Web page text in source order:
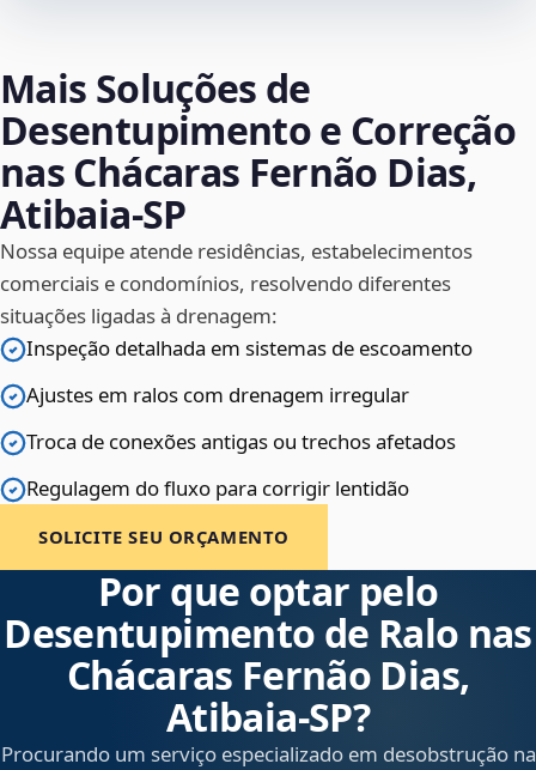
Mais Soluções de
Desentupimento e Correção
nas Chácaras Fernão Dias,
Atibaia‑SP
Nossa equipe atende residências, estabelecimentos
comerciais e condomínios, resolvendo diferentes
situações ligadas à drenagem:
Inspeção detalhada em sistemas de escoamento
Ajustes em ralos com drenagem irregular
Troca de conexões antigas ou trechos afetados
Regulagem do fluxo para corrigir lentidão
SOLICITE SEU ORÇAMENTO
Por que optar pelo
Desentupimento de Ralo nas
Chácaras Fernão Dias,
Atibaia‑SP?
Procurando um serviço especializado em desobstrução na